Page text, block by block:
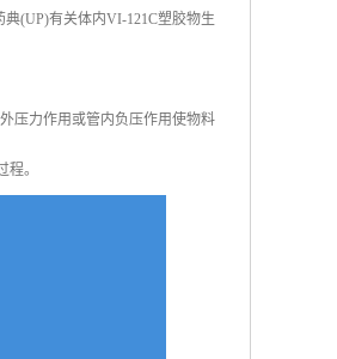
(UP)有关体内VI-121C塑胶物生
压力作用或管内负压作用使物料
。